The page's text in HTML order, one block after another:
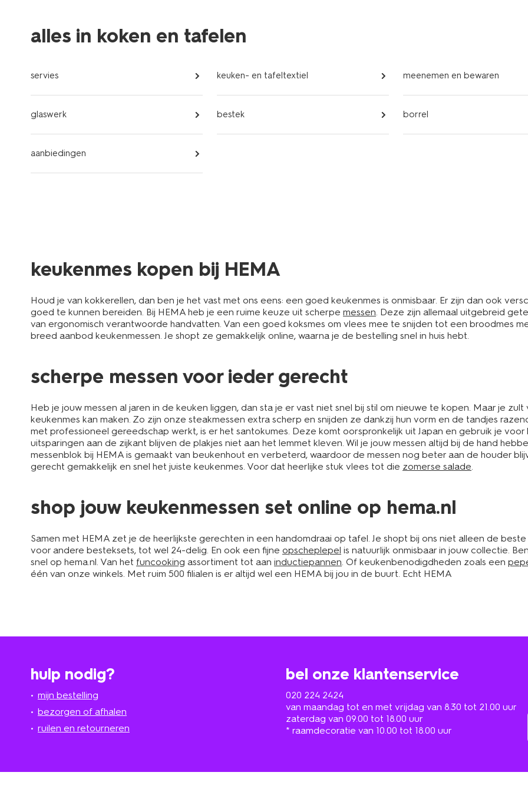
alles in koken en tafelen
servies keuken- en tafeltextiel meenemen en bewaren
glaswerk bestek borrel
aanbiedingen
keukenmes kopen bij HEMA
Houd je van kokkerellen, dan ben je het vast met ons eens: een goed keukenmes is onmisbaar. Er zijn dan ook
goed te kunnen bereiden. Bij HEMA heb je een ruime keuze uit scherpe messen. Deze zijn allemaal uitgebreid
van ergonomisch verantwoorde handvatten. Van een goed koksmes om vlees mee te snijden tot een broodmes
breed aanbod keukenmessen. Je shopt ze gemakkelijk online, waarna je de bestelling snel in huis hebt.
scherpe messen voor ieder gerecht
Heb je jouw messen al jaren in de keuken liggen, dan sta je er vast niet snel bij stil om nieuwe te kopen. Maar je
keukenmes kan maken. Zo zijn onze steakmessen extra scherp en snijden ze dankzij hun vorm en de tandjes
met professioneel gereedschap werkt, is er het santokumes. Deze komt oorspronkelijk uit Japan en gebruik je
uitsparingen aan de zijkant blijven de plakjes niet aan het lemmet kleven. Wil je jouw messen altijd bij de hand
messenblok bij HEMA is gemaakt van beukenhout en verbeterd, waardoor de messen nog beter aan de houder
gerecht gemakkelijk en snel het juiste keukenmes. Voor dat heerlijke stuk vlees tot die zomerse salade.
shop jouw keukenmessen set online op hema.nl
Samen met HEMA zet je de heerlijkste gerechten in een handomdraai op tafel. Je shopt bij ons niet alleen de
voor andere besteksets, tot wel 24-delig. En ook een fijne opscheplepel is natuurlijk onmisbaar in jouw collectie.
snel op hema.nl. Van het funcooking assortiment tot aan inductiepannen. Of keukenbenodigdheden zoals een
één van onze winkels. Met ruim 500 filialen is er altijd wel een HEMA bij jou in de buurt. Echt HEMA
hulp nodig?
mijn bestelling
bezorgen of afhalen
ruilen en retourneren
bel onze klantenservice
020 224 2424
van maandag tot en met vrijdag van 8.30 tot 21.00 uur
zaterdag van 09.00 tot 18.00 uur
* raamdecoratie van 10.00 tot 18.00 uur